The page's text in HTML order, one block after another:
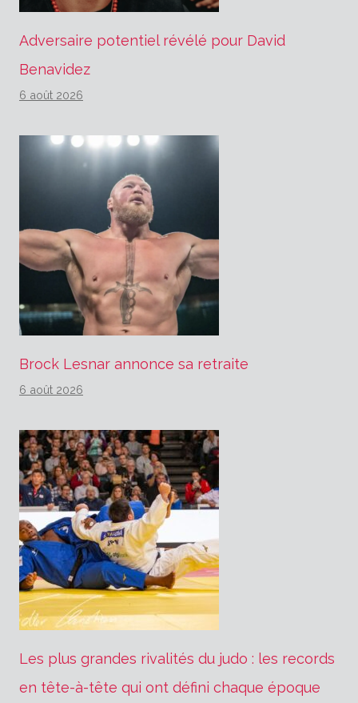
Adversaire potentiel révélé pour David
Benavidez
6 août 2026
Brock Lesnar annonce sa retraite
6 août 2026
Les plus grandes rivalités du judo : les records
en tête-à-tête qui ont défini chaque époque